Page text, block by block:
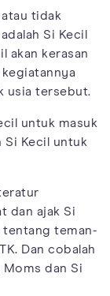
tidak
Si Kecil
akan kerasan
usia tersebut.
untuk masuk
Si Kecil untuk
dan ajak Si
teman-
Dan cobalah
dan Si